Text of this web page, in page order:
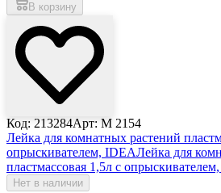
В корзину
Код: 213284Арт: М 2154
Лейка для комнатных растений
опрыскивателем, IDEAЛейка для
пластмассовая 1,5л с
Нет в наличии